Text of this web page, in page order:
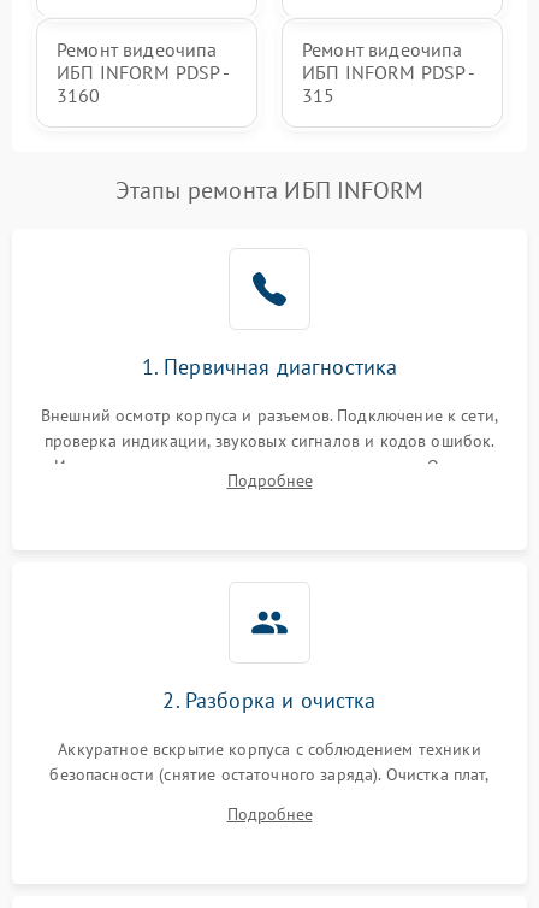
Ремонт видеочипа
ИБП INFORM PDSP -
3160
Ремонт видеочипа
ИБП INFORM PDSP -
315
Этапы ремонта ИБП INFORM
1. Первичная диагностика
Внешний осмотр корпуса и разъемов. Подключение к сети,
проверка индикации, звуковых сигналов и кодов ошибок.
Измерение входного и выходного напряжения. Оценка
реакции ИБП на отключение основного питания без
Подробнее
2. Разборка и очистка
Аккуратное вскрытие корпуса с соблюдением техники
безопасности (снятие остаточного заряда). Очистка плат,
и кистей для предотвращения перегрева и замыканий.
Подробнее